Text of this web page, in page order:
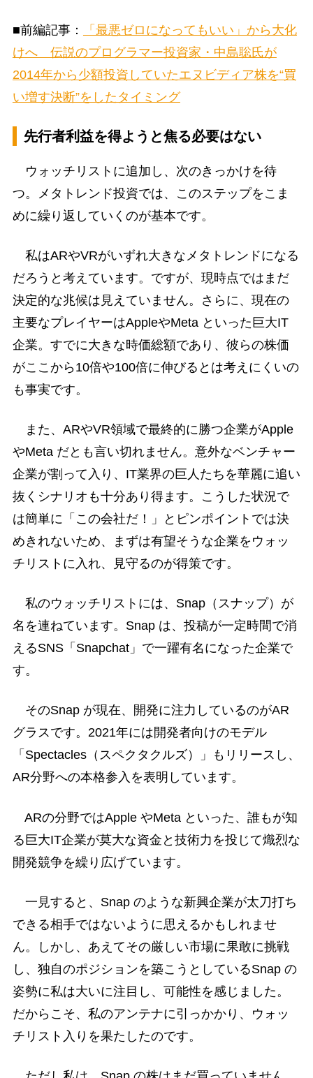
■前編記事：
「最悪ゼロになってもいい」から大化
けへ 伝説のプログラマー投資家・中島聡氏が
2014年から少額投資していたエヌビディア株を“買
い増す決断”をしたタイミング
先行者利益を得ようと焦る必要はない
ウォッチリストに追加し、次のきっかけを待
つ。メタトレンド投資では、このステップをこま
めに繰り返していくのが基本です。
私はARやVRがいずれ大きなメタトレンドになる
だろうと考えています。ですが、現時点ではまだ
決定的な兆候は見えていません。さらに、現在の
主要なプレイヤーはAppleやMeta といった巨大IT
企業。すでに大きな時価総額であり、彼らの株価
がここから10倍や100倍に伸びるとは考えにくいの
も事実です。
また、ARやVR領域で最終的に勝つ企業がApple
やMeta だとも言い切れません。意外なベンチャー
企業が割って入り、IT業界の巨人たちを華麗に追い
抜くシナリオも十分あり得ます。こうした状況で
は簡単に「この会社だ！」とピンポイントでは決
めきれないため、まずは有望そうな企業をウォッ
チリストに入れ、見守るのが得策です。
私のウォッチリストには、Snap（スナップ）が
名を連ねています。Snap は、投稿が一定時間で消
えるSNS「Snapchat」で一躍有名になった企業で
す。
そのSnap が現在、開発に注力しているのがAR
グラスです。2021年には開発者向けのモデル
「Spectacles（スペクタクルズ）」もリリースし、
AR分野への本格参入を表明しています。
ARの分野ではApple やMeta といった、誰もが知
る巨大IT企業が莫大な資金と技術力を投じて熾烈な
開発競争を繰り広げています。
一見すると、Snap のような新興企業が太刀打ち
できる相手ではないように思えるかもしれませ
ん。しかし、あえてその厳しい市場に果敢に挑戦
し、独自のポジションを築こうとしているSnap の
姿勢に私は大いに注目し、可能性を感じました。
だからこそ、私のアンテナに引っかかり、ウォッ
チリスト入りを果たしたのです。